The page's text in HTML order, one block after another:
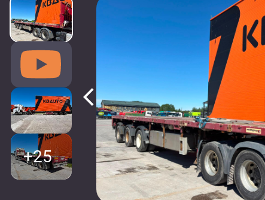
arrow_back_ios
+25